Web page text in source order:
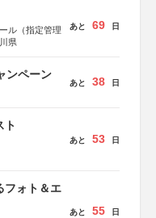
ル（指定管理
県
あと 69 日
ンペーン
あと 38 日
ト
あと 53 日
フォト＆エ
あと 55 日